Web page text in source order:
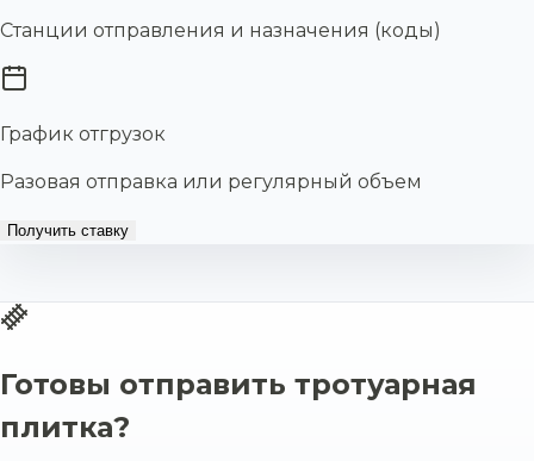
Станции отправления и назначения (коды)
График отгрузок
Разовая отправка или регулярный объем
Получить ставку
Готовы отправить тротуарная
плитка?